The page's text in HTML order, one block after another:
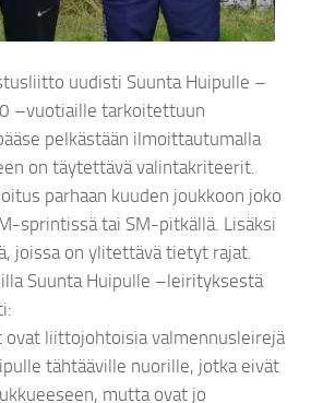
uudisti Suunta Huipulle –
–vuotiaille tarkoitettuun
pelkästään ilmoittautumalla
on täytettävä valintakriteerit.
parhaan kuuden joukkoon joko
sprintissä tai SM-pitkällä. Lisäksi
joissa on ylitettävä tietyt rajat.
Suunta Huipulle –leirityksestä
ovat liittojohtoisia valmennusleirejä
tähtääville nuorille, jotka eivät
mutta ovat jo